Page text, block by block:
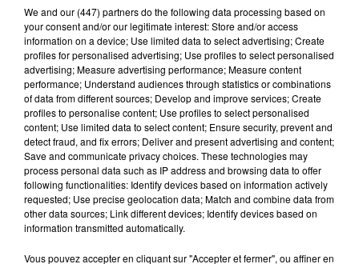
PC sécurité chez Vinci, recommande de prendre la
route aux heures les moins chaudes, si c'est possible.
Il explique aussi qu'il faut "adapter sa climatisation
pour éviter les chocs thermiques lorsqu'on sort du
véhicule". Il rappelle qu'il est aussi essentiel de faire
des pauses régulièrement, car "la chaleur a tendance
à fatiguer les organismes".
Des conseils de bon sens à appliquer pour vos départs
en vacances.
DERNIÈRES ACTUALITÉS
ACTUALITÉS OCCITANIE ACTUALITÉS
AQUITAINE
We and our (447) partnersdo the following data processing based on
your consent and/or our legitimate interest: Store and/or access
information on a device; Use limited data to select advertising; Create
profiles for personalised advertising; Use profiles to select personalised
advertising; Measure advertising performance; Measure content
performance; Understand audiences through statistics or combinations
of data from different sources; Develop and improve services; Create
profiles to personalise content; Use profiles to select personalised
content; Use limited data to select content; Ensure security, prevent and
detect fraud, and fix errors; Deliver and present advertising and content;
Save and communicate privacy choices. These technologies may
process personal data such as IP address and browsing data to offer
following functionalities: Identify devices based on information actively
requested; Use precise geolocation data; Match and combine data from
other data sources; Link different devices; Identify devices based on
information transmitted automatically.
Vous pouvez accepter en cliquant sur "Accepter et fermer", ou affiner en